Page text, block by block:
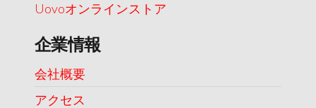
Uovoオンラインストア
企業情報
会社概要
アクセス